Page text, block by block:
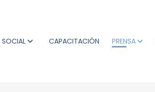
CAPACITACIÓN PRENSA